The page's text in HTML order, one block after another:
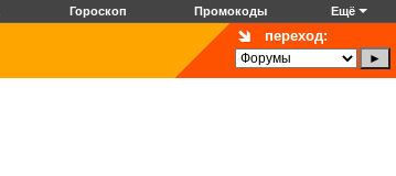
Гороскоп Промокоды Ещё
переход: